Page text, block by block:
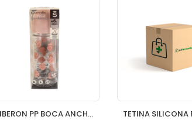
BIBERON PP BOCA ANCHA T SILICONA SUAVINEX PREMIU